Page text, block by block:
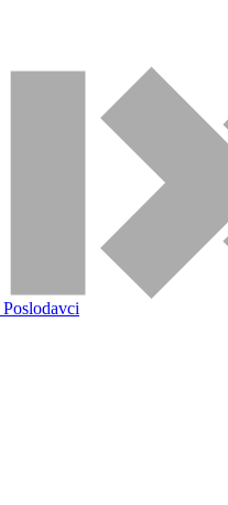
Poslodavci